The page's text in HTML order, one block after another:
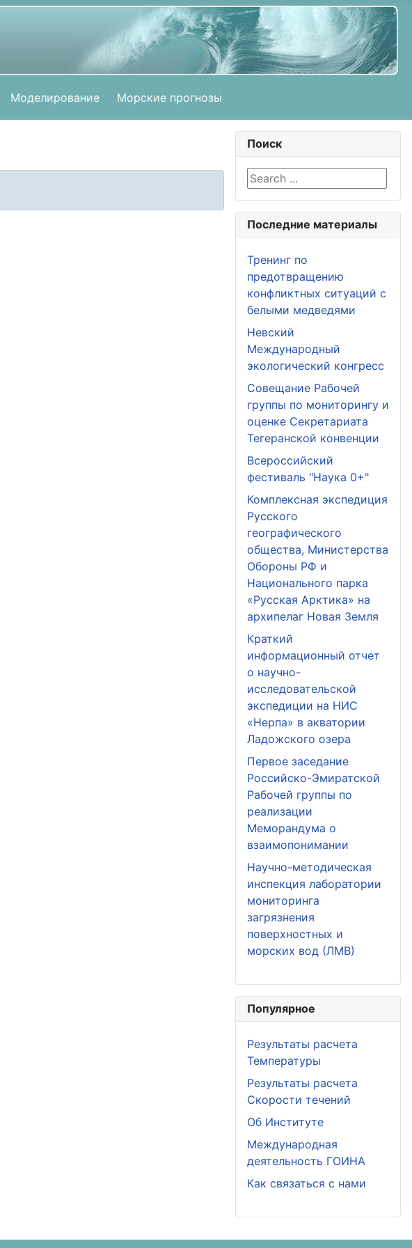
Моделирование Морские прогнозы
Поиск
Search ...
Последние материалы
Тренинг по
предотвращению
конфликтных ситуаций с
белыми медведями
Невский
Международный
экологический конгресс
Совещание Рабочей
группы по мониторингу и
оценке Секретариата
Тегеранской конвенции
Всероссийский
фестиваль "Наука 0+"
Комплексная экспедиция
Русского
географического
общества, Министерства
Обороны РФ и
Национального парка
«Русская Арктика» на
архипелаг Новая Земля
Краткий
информационный отчет
о научно-
исследовательской
экспедиции на НИС
«Нерпа» в акватории
Ладожского озера
Первое заседание
Российско-Эмиратской
Рабочей группы по
реализации
Меморандума о
взаимопонимании
Научно-методическая
инспекция лаборатории
мониторинга
загрязнения
поверхностных и
морских вод (ЛМВ)
Популярное
Результаты расчета
Температуры
Результаты расчета
Скорости течений
Об Институте
Международная
деятельность ГОИНА
Как связаться с нами